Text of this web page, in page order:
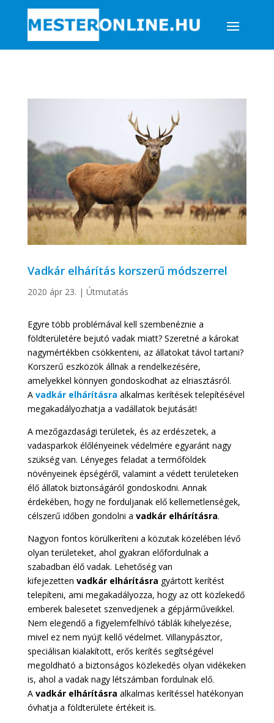
Vadkár elhárítás korszerű módszerrel
2020 ápr 23. | Útmutatás
Egyre több problémával kell szembenéznie a
földterületére bejutó vadak miatt? Szeretné a károkat
nagymértékben csökkenteni, az állatokat távol tartani?
Korszerű eszközök állnak a rendelkezésére,
amelyekkel könnyen gondoskodhat az elriasztásról.
A vadkár elhárításra alkalmas kerítések telepítésével
megakadályozhatja a vadállatok bejutását!
A mezőgazdasági területek, és az erdészetek, a
vadasparkok élőlényeinek védelmére egyaránt nagy
szükség van. Lényeges feladat a termőföldek
növényeinek épségéről, valamint a védett területeken
élő állatok biztonságáról gondoskodni. Annak
érdekében, hogy ne forduljanak elő kellemetlenségek,
célszerű időben gondolni a vadkár elhárításra.
Nagyon fontos körülkeríteni a közutak közelében lévő
olyan területeket, ahol gyakran előfordulnak a
szabadban élő vadak. Lehetőség van
kifejezetten vadkár elhárításra gyártott kerítést
telepíteni, ami megakadályozza, hogy az ott közlekedő
emberek balesetet szenvedjenek a gépjárműveikkel.
Nem elegendő a figyelemfelhívó táblák kihelyezése,
mivel ez nem nyújt kellő védelmet. Villanypásztor,
speciálisan kialakított, erős kerítés segítségével
megoldható a biztonságos közlekedés olyan vidékeken
is, ahol a vadak nagy létszámban fordulnak elő.
A vadkár elhárításra alkalmas kerítéssel hatékonyan
óvhatja a földterülete értékeit is.